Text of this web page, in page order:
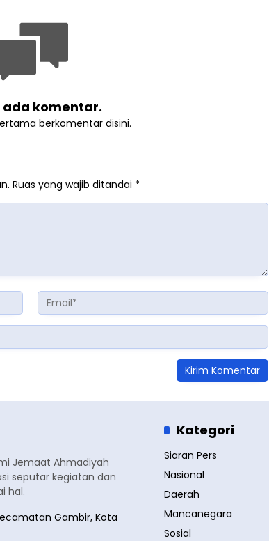
ada komentar.
berkomentar disini.
Ruas yang wajib ditandai *
Jemaat Ahmadiyah
seputar kegiatan dan
hal.
Gambir, Kota
Kategori
Siaran Pers
Nasional
Daerah
Mancanegara
Sosial